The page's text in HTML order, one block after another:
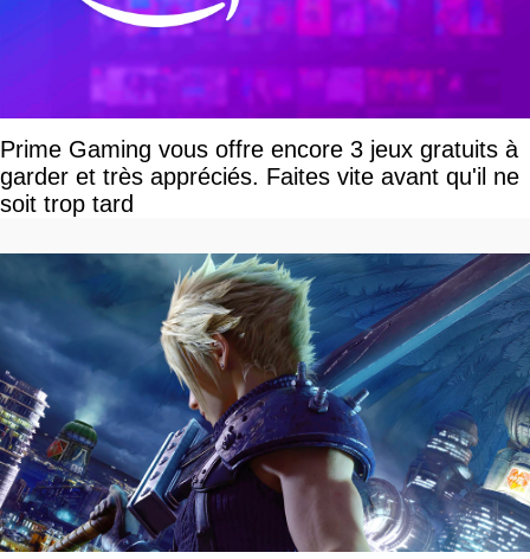
Prime Gaming vous offre encore 3 jeux gratuits à
garder et très appréciés. Faites vite avant qu'il ne
soit trop tard